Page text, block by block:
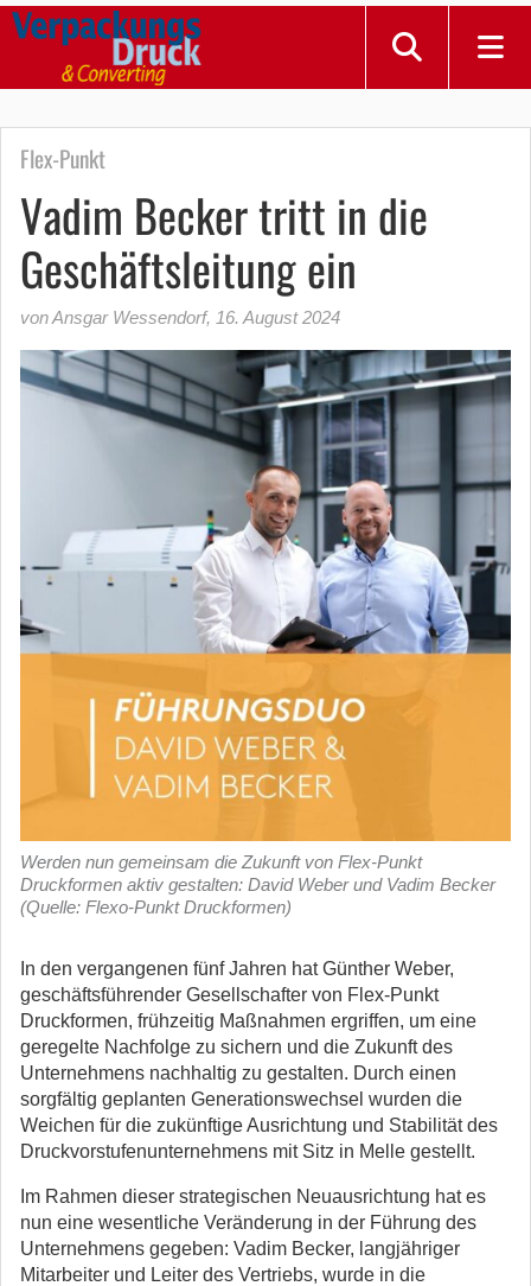
Flex-Punkt
Vadim Becker tritt in die
Geschäftsleitung ein
von Ansgar Wessendorf, 16. August 2024
Werden nun gemeinsam die Zukunft von Flex-Punkt
Druckformen aktiv gestalten: David Weber und Vadim Becker
(Quelle: Flexo-Punkt Druckformen)
In den vergangenen fünf Jahren hat Günther Weber,
geschäftsführender Gesellschafter von Flex-Punkt
Druckformen, frühzeitig Maßnahmen ergriffen, um eine
geregelte Nachfolge zu sichern und die Zukunft des
Unternehmens nachhaltig zu gestalten. Durch einen
sorgfältig geplanten Generationswechsel wurden die
Weichen für die zukünftige Ausrichtung und Stabilität des
Druckvorstufenunternehmens mit Sitz in Melle gestellt.
Im Rahmen dieser strategischen Neuausrichtung hat es
nun eine wesentliche Veränderung in der Führung des
Unternehmens gegeben: Vadim Becker, langjähriger
Mitarbeiter und Leiter des Vertriebs, wurde in die